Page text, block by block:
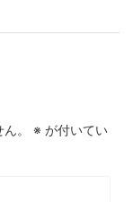
。 ※ が付いてい